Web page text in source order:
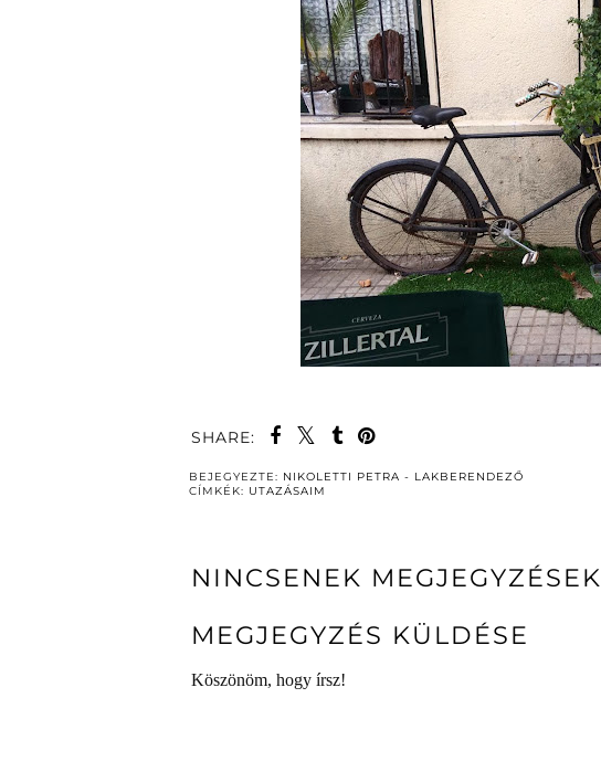
SHARE:
BEJEGYEZTE: NIKOLETTI PETRA - LAKBERENDEZŐ
CÍMKÉK: UTAZÁSAIM
NINCSENEK MEGJEGYZÉSEK
MEGJEGYZÉS KÜLDÉSE
Köszönöm, hogy írsz!